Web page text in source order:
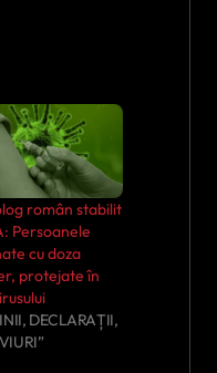
român stabilit
Persoanele
cu doza
protejate în
DECLARAȚII,